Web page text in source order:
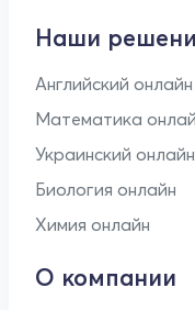
Наши
Английский онлайн
Математика
Украинский онлайн
Биология онлайн
Химия онлайн
О компании